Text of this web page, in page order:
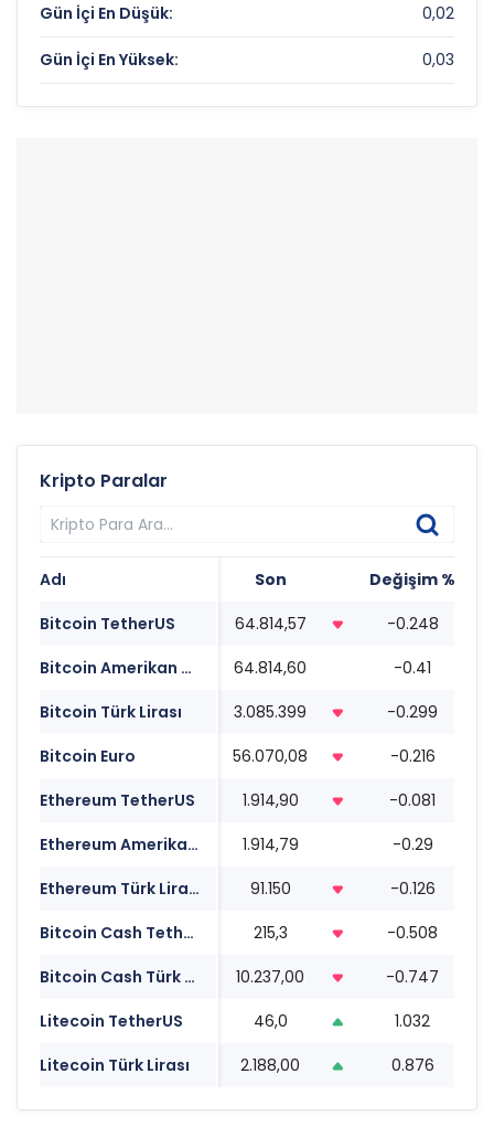
Gün İçi En Düşük: 0,02
Gün İçi En Yüksek: 0,03
Kripto Paralar
Adı Son Değişim %
Bitcoin TetherUS
64.814,57 -0.248
Bitcoin Amerikan Doları
64.814,60 -0.41
Bitcoin Türk Lirası
3.085.399 -0.299
Bitcoin Euro
56.070,08 -0.216
Ethereum TetherUS
1.914,90 -0.081
Ethereum Amerikan Doları
1.914,79 -0.29
Ethereum Türk Lirası
91.150 -0.126
Bitcoin Cash TetherUS
215,3 -0.508
Bitcoin Cash Türk Lirası
10.237,00 -0.747
Litecoin TetherUS
46,0 1.032
Litecoin Türk Lirası
2.188,00 0.876